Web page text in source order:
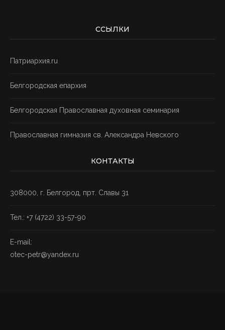
ССЫЛКИ
Патриархия.ru
Белгородская епархия
Белгородская Православная духовная семинария
Православная гимназия св. Александра Невского
КОНТАКТЫ
308000, г. Белгород, прт. Славы 31
Тел.: +7 (4722) 33-57-90
E-mail:
otec-petr@yandex.ru